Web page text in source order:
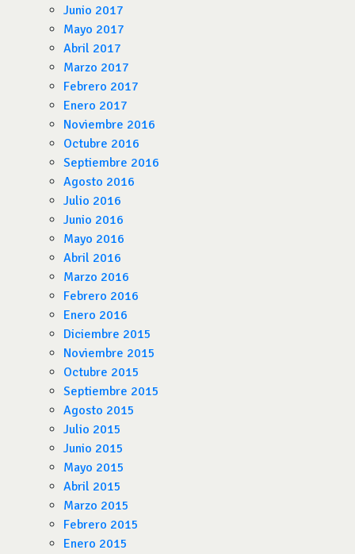
Junio 2017
Mayo 2017
Abril 2017
Marzo 2017
Febrero 2017
Enero 2017
Noviembre 2016
Octubre 2016
Septiembre 2016
Agosto 2016
Julio 2016
Junio 2016
Mayo 2016
Abril 2016
Marzo 2016
Febrero 2016
Enero 2016
Diciembre 2015
Noviembre 2015
Octubre 2015
Septiembre 2015
Agosto 2015
Julio 2015
Junio 2015
Mayo 2015
Abril 2015
Marzo 2015
Febrero 2015
Enero 2015